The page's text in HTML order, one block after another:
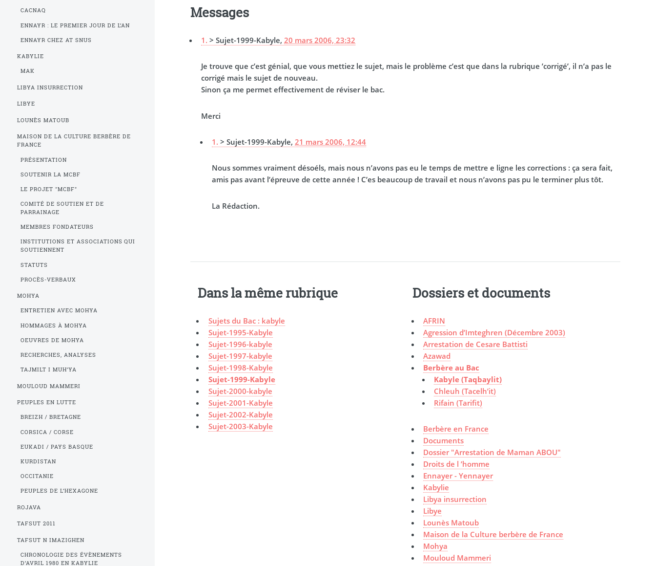
Messages
1. > Sujet-1999-Kabyle,20 mars 2006, 23:32
Je trouve que c’est génial, que vous mettiez le sujet, mais le problème c’est que dans la rubrique ’corrigé’, il n’a pas le
corrigé mais le sujet de nouveau.
Sinon ça me permet effectivement de réviser le bac.
Merci
1. > Sujet-1999-Kabyle,21 mars 2006, 12:44
Nous sommes vraiment désoéls, mais nous n’avons pas eu le temps de mettre e ligne les corrections : ça sera fait,
amis pas avant l’épreuve de cette année ! C’es beaucoup de travail et nous n’avons pas pu le terminer plus tôt.
La Rédaction.
Dans la même rubrique
Sujets du Bac : kabyle
Sujet-1995-Kabyle
Sujet-1996-kabyle
Sujet-1997-kabyle
Sujet-1998-Kabyle
Sujet-1999-Kabyle
Sujet-2000-kabyle
Sujet-2001-Kabyle
Sujet-2002-Kabyle
Sujet-2003-Kabyle
Dossiers et documents
AFRIN
Agression d’Imteghren (Décembre 2003)
Arrestation de Cesare Battisti
Azawad
Berbère au Bac
Kabyle (Taqbaylit)
Chleuh (Tacelh’it)
Rifain (Tarifit)
Berbère en France
Documents
Dossier "Arrestation de Maman ABOU"
Droits de l ’homme
Ennayer - Yennayer
Kabylie
Libya insurrection
Libye
Lounès Matoub
Maison de la Culture berbère de France
Mohya
Mouloud Mammeri
CACNAQ
ENNAYR : LE PREMIER JOUR DE L’AN
ENNAYR CHEZ AT SNUS
KABYLIE
MAK
LIBYA INSURRECTION
LIBYE
LOUNÈS MATOUB
MAISON DE LA CULTURE BERBÈRE DE
FRANCE
PRÉSENTATION
SOUTENIR LA MCBF
LE PROJET "MCBF"
COMITÉ DE SOUTIEN ET DE
PARRAINAGE
MEMBRES FONDATEURS
INSTITUTIONS ET ASSOCIATIONS QUI
SOUTIENNENT
STATUTS
PROCÈS-VERBAUX
MOHYA
ENTRETIEN AVEC MOHYA
HOMMAGES À MOHYA
OEUVRES DE MOHYA
RECHERCHES, ANALYSES
TAJMILT I MUH’YA
MOULOUD MAMMERI
PEUPLES EN LUTTE
BREIZH / BRETAGNE
CORSICA / CORSE
EUKADI / PAYS BASQUE
KURDISTAN
OCCITANIE
PEUPLES DE L’HEXAGONE
ROJAVA
TAFSUT 2011
TAFSUT N IMAZIGHEN
CHRONOLOGIE DES ÉVÈNEMENTS
D’AVRIL 1980 EN KABYLIE